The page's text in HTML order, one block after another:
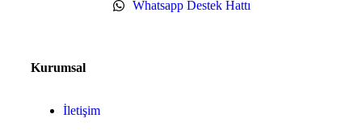
Whatsapp Destek Hattı
Kurumsal
İletişim